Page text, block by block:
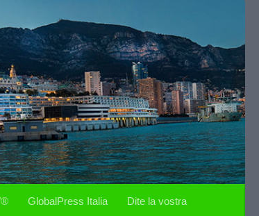
GlobalPress Italia Dite la vostra